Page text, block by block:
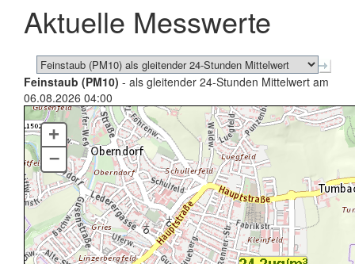
schließen
Aktuelle Messwerte
Feinstaub (PM10) - als gleitender 24-Stunden Mittelwert am
06.08.2026 04:00
+
–